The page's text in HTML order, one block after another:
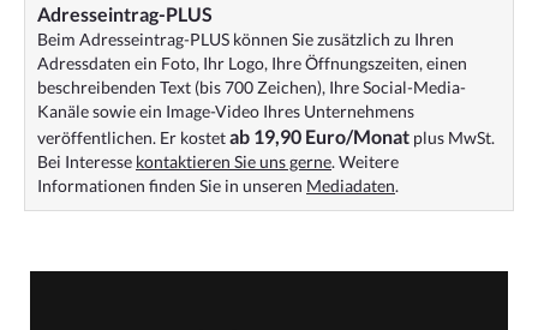
Adresseintrag-PLUS
Beim Adresseintrag-PLUS können Sie zusätzlich zu Ihren
Adressdaten ein Foto, Ihr Logo, Ihre Öffnungszeiten, einen
beschreibenden Text (bis 700 Zeichen), Ihre Social-Media-
Kanäle sowie ein Image-Video Ihres Unternehmens
veröffentlichen. Er kostetab 19,90 Euro/Monat plus MwSt.
Bei Interesse kontaktieren Sie uns gerne. Weitere
Informationen finden Sie in unseren Mediadaten.